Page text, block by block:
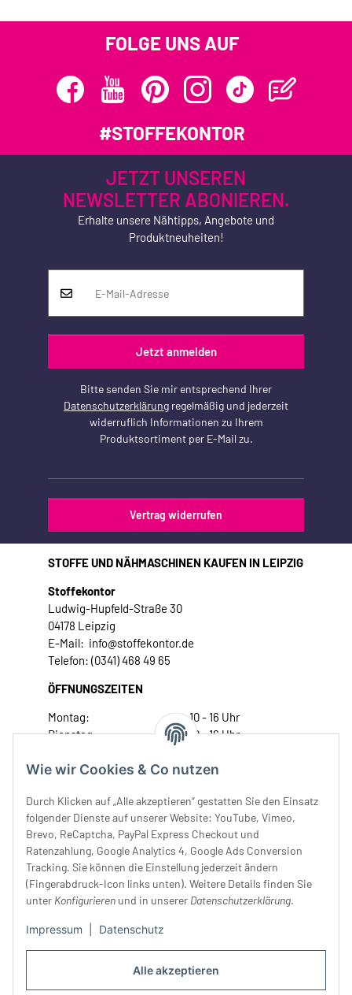
Alle akzeptieren
Wie wir Cookies & Co nutzen
Durch Klicken auf „Alle akzeptieren“ gestatten Sie den Einsatz
folgender Dienste auf unserer Website: YouTube, Vimeo,
Brevo, ReCaptcha, PayPal Express Checkout und
Ratenzahlung, Google Analytics 4, Google Ads Conversion
Tracking. Sie können die Einstellung jederzeit ändern
(Fingerabdruck-Icon links unten). Weitere Details finden Sie
unter Konfigurieren und in unserer Datenschutzerklärung.
Impressum Datenschutz
FOLGE UNS AUF
#STOFFEKONTOR
JETZT UNSEREN
NEWSLETTER ABONIEREN.
Erhalte unsere Nähtipps, Angebote und
Produktneuheiten!
Jetzt anmelden
Bitte senden Sie mir entsprechend Ihrer
Datenschutzerklärung regelmäßig und jederzeit
widerruflich Informationen zu Ihrem
Produktsortiment per E-Mail zu.
Vertrag widerrufen
STOFFE UND NÄHMASCHINEN KAUFEN IN LEIPZIG
Stoffekontor
Ludwig-Hupfeld-Straße 30
04178 Leipzig
E-Mail: info@stoffekontor.de
Telefon: (0341) 468 49 65
ÖFFNUNGSZEITEN
Montag:
10 - 16 Uhr
Dienstag:
10 - 16 Uhr
Donnerstag:
10 - 18 Uhr
Samstag:
10 - 14 Uhr
Unser Service
Rechtliches